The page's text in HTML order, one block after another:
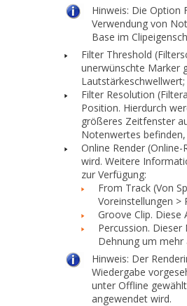
Hinweis: Die Option
Verwendung von
Base im
Filter Threshold
unerwünschte Marker
Filter Resolution
Position. Hierdurch
größeres Zeitfenster
Notenwertes
Online Render (Online-
wird. Weitere
zur Verfügung:
From Track (Von
Voreinstellungen >
Groove Clip. Diese
Percussion. Dieser
Dehnung um
Hinweis: Der
Wiedergabe
unterOffline
angewendet wird.